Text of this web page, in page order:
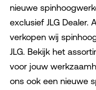
nieuwe
exclusief JLG Dealer.
verkopen wij
JLG. Bekijk het
voor jouw
ons ook een nieuwe